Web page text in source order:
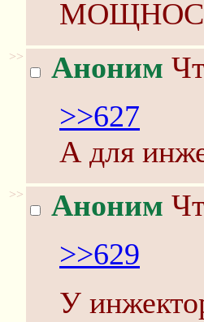
>> Аноним
>>627
А для
>> Аноним
>>629
У